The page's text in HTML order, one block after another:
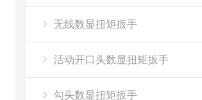
无线数显扭矩扳手
活动开口头数显扭矩扳手
勾头数显扭矩扳手